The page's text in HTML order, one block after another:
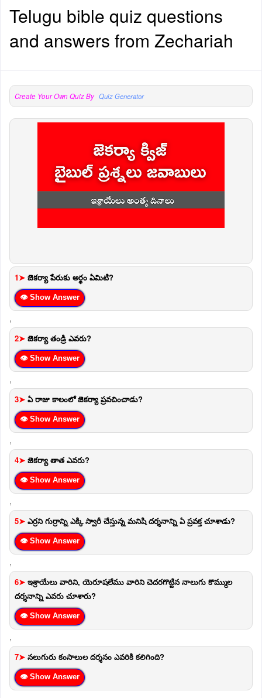
Telugu bible quiz questions
and answers from Zechariah
Create Your Own Quiz By Quiz Generator
1➤ జెకర్యా పేరుకు అర్థం ఏమిటి?
👁 Show Answer
,
2➤ జెకర్యా తండ్రి ఎవరు?
👁 Show Answer
,
3➤ ఏ రాజు కాలంలో జెకర్యా ప్రవచించాడు?
👁 Show Answer
,
4➤ జెకర్యా తాత ఎవరు?
👁 Show Answer
,
5➤ ఎర్రని గుర్రాన్ని ఎక్కి స్వారీ చేస్తున్న మనిషి దర్శనాన్ని ఏ ప్రవక్త చూశాడు?
👁 Show Answer
,
6➤ ఇశ్రాయేలు వారిని, యెరూషలేము వారిని చెదరగొట్టిన నాలుగు కొమ్ముల
దర్శనాన్ని ఎవరు చూశారు?
👁 Show Answer
,
7➤ నలుగురు కంసాలుల దర్శనం ఎవరికి కలిగింది?
👁 Show Answer